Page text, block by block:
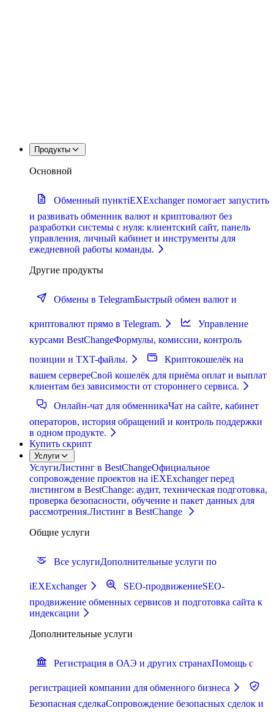
Продукты
Основной
Обменный пунктiEXExchanger помогает запустить
и развивать обменник валют и криптовалют без
разработки системы с нуля: клиентский сайт, панель
управления, личный кабинет и инструменты для
ежедневной работы команды.
Другие продукты
Обмены в TelegramБыстрый обмен валют и
криптовалют прямо в Telegram.
Управление
курсами BestChangeФормулы, комиссии, контроль
позиции и TXT-файлы.
Криптокошелёк на
вашем сервереСвой кошелёк для приёма оплат и выплат
клиентам без зависимости от стороннего сервиса.
Онлайн-чат для обменникаЧат на сайте, кабинет
операторов, история обращений и контроль поддержки
в одном продукте.
Купить скрипт
Услуги
УслугиЛистинг в BestChangeОфициальное
сопровождение проектов на iEXExchanger перед
листингом в BestChange: аудит, техническая подготовка,
проверка безопасности, обучение и пакет данных для
рассмотрения.Листинг в BestChange
Общие услуги
Все услугиДополнительные услуги по
iEXExchanger SEO-продвижениеSEO-
продвижение обменных сервисов и подготовка сайта к
индексации
Дополнительные услуги
Регистрация в ОАЭ и других странахПомощь с
регистрацией компании для обменного бизнеса
Безопасная сделкаСопровождение безопасных сделок и